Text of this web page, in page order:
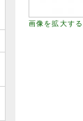
画像を拡大する